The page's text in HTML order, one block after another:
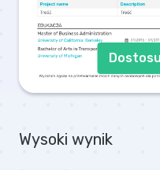
Wysoki wynik